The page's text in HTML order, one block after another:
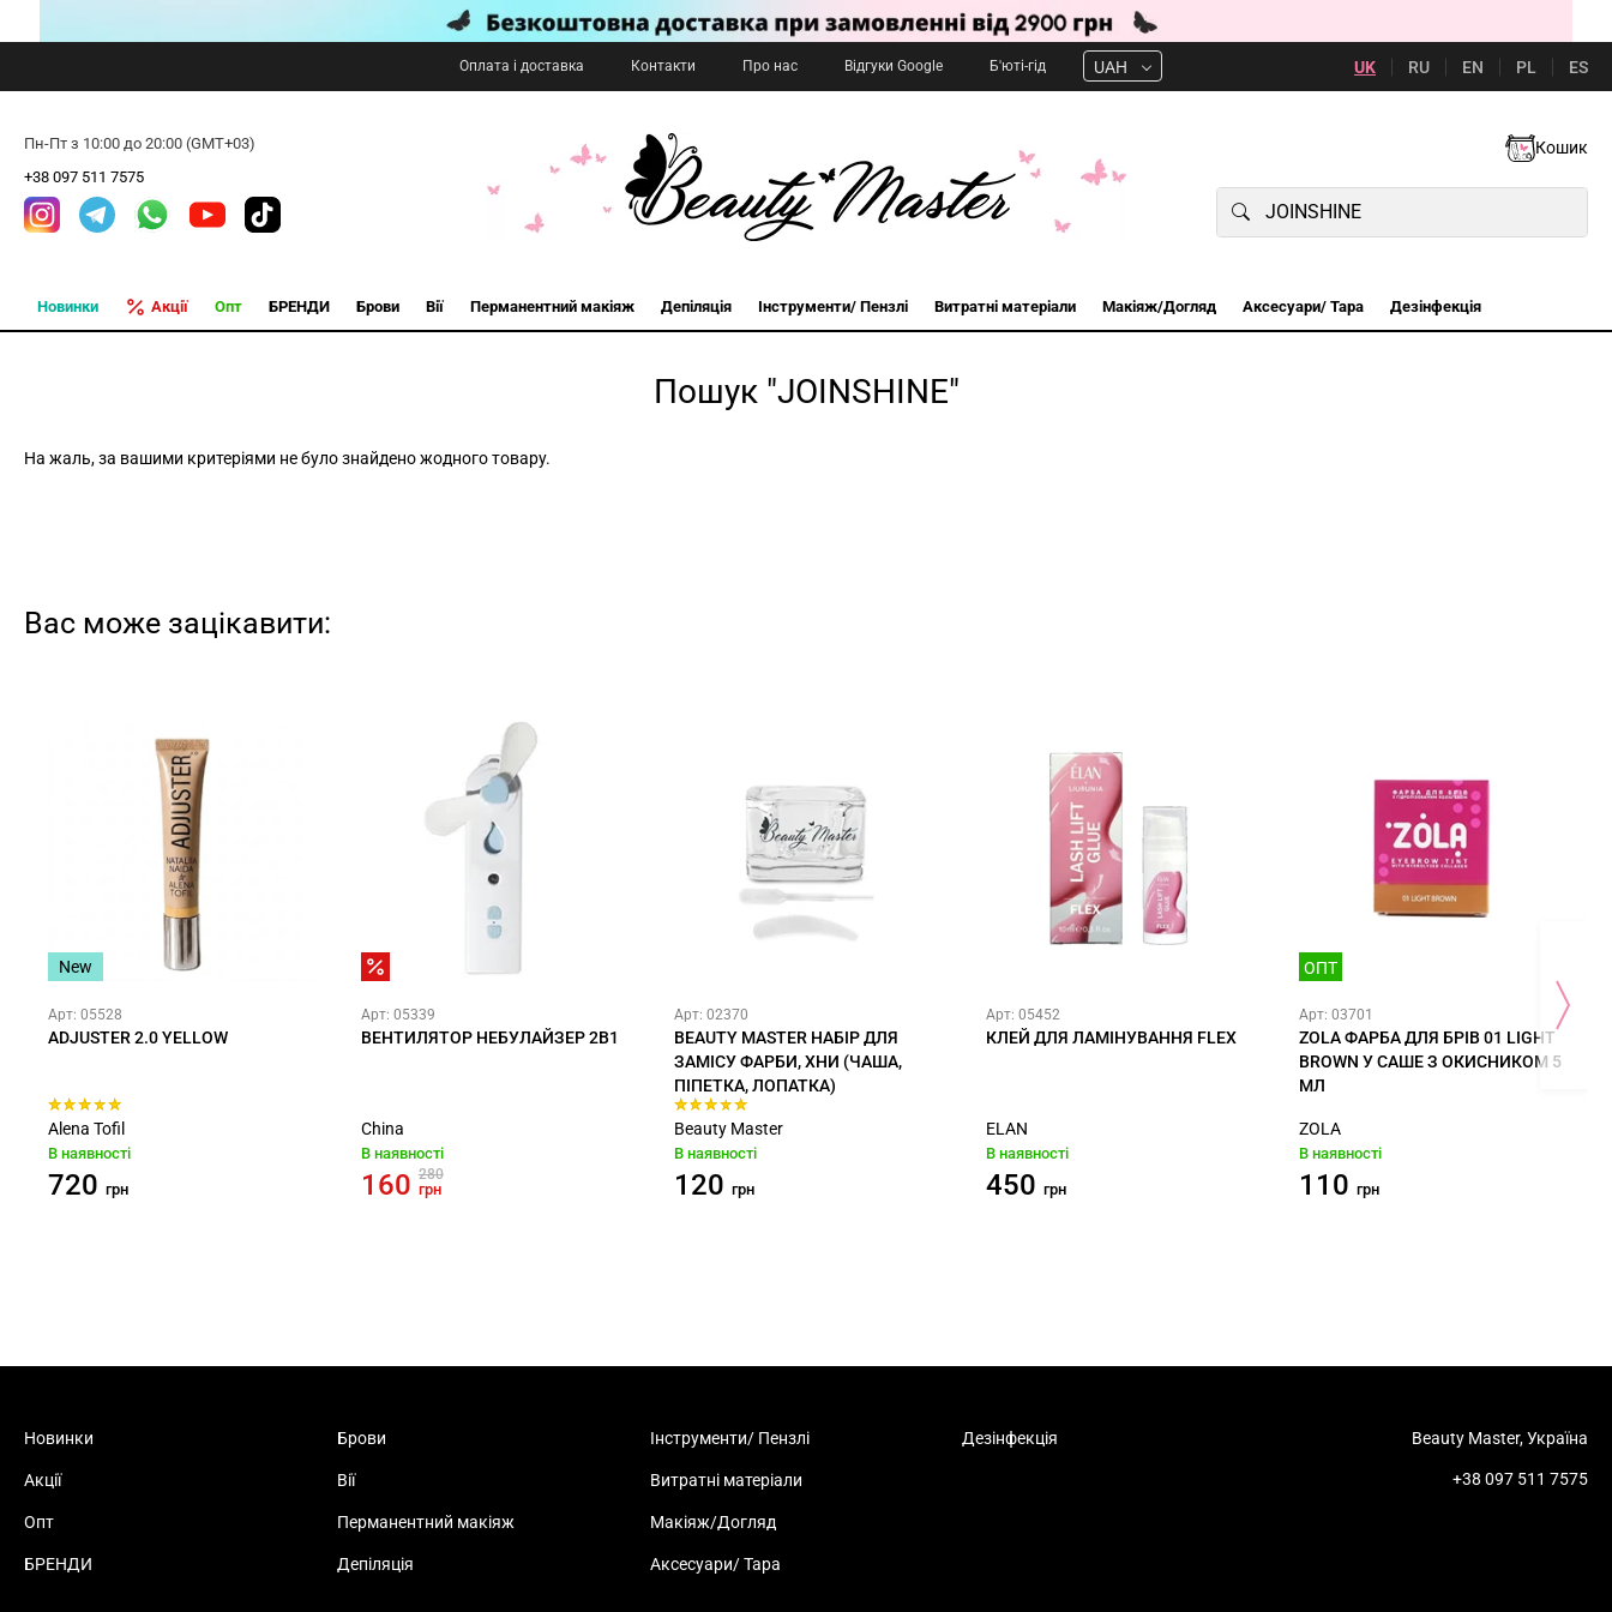
Оплата і доставка Контакти Про нас Відгуки Google Б'юті-гід UAH UK RU EN PL ES
Пн-Пт з 10:00 до 20:00 (GMT+03)
+38 097 511 7575
Кошик
Новинки Акції Опт БРЕНДИ Брови Вії Перманентний макіяж Депіляція Інструменти/ Пензлі Витратні матеріали Макіяж/Догляд Аксесуари/ Тара Дезінфекція
Пошук "JOINSHINE"
На жаль, за вашими критеріями не було знайдено жодного товару.
Вас може зацікавити:
New
Арт: 05528
ADJUSTER 2.0 YELLOW
Alena Tofil
В наявності
720 грн
Арт: 05339
ВЕНТИЛЯТОР НЕБУЛАЙЗЕР 2В1
China
В наявності
160 280
грн
Арт: 02370
BEAUTY MASTER НАБІР ДЛЯ
ЗАМІСУ ФАРБИ, ХНИ (ЧАША,
ПІПЕТКА, ЛОПАТКА)
Beauty Master
В наявності
120 грн
Арт: 05452
КЛЕЙ ДЛЯ ЛАМІНУВАННЯ FLEX
ELAN
В наявності
450 грн
ОПТ
Арт: 03701
ZOLA ФАРБА ДЛЯ БРІВ 01 LIGHT
BROWN У САШЕ З ОКИСНИКОМ 5
МЛ
ZOLA
В наявності
110 грн
Новинки
Акції
Опт
БРЕНДИ
Брови
Вії
Перманентний макіяж
Депіляція
Інструменти/ Пензлі
Витратні матеріали
Макіяж/Догляд
Аксесуари/ Тара
Дезінфекція Beauty Master, Україна
+38 097 511 7575